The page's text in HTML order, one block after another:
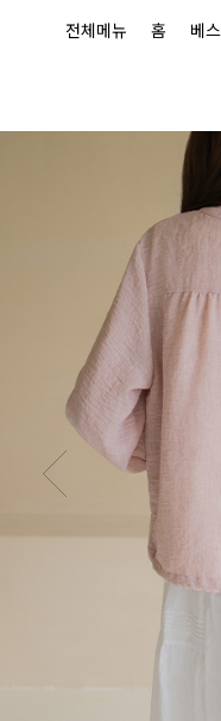
전체메뉴 홈 베